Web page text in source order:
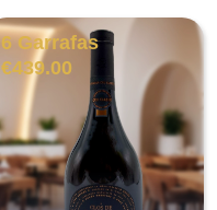
6 Garrafas
€439.00